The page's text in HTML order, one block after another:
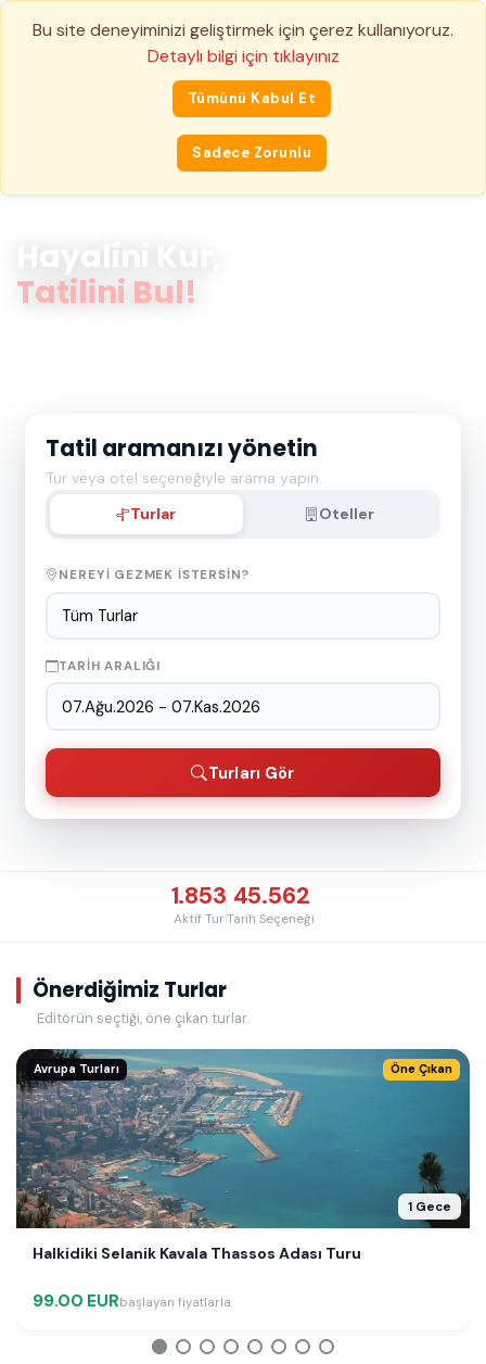
Tatilini Bul!
Tatil aramanızı yönetin
Tur veya otel seçeneğiyle arama yapın.
Turlar
Oteller
NEREYI GEZMEK ISTERSIN?
TARIH ARALIĞI
Turları Gör
1.853
Aktif Tur
45.562
Tarih Seçeneği
Önerdiğimiz Turlar
Editörün seçtiği, öne çıkan turlar.
Avrupa Turları Öne Çıkan
1 Gece
Halkidiki Selanik Kavala Thassos Adası Turu
99.00 EURbaşlayan fiyatlarla
Bu site deneyiminizi geliştirmek için çerez kullanıyoruz.
Detaylı bilgi için tıklayınız
Tümünü Kabul Et
Sadece Zorunlu